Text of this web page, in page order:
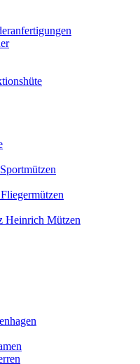
Heinrich Mützen